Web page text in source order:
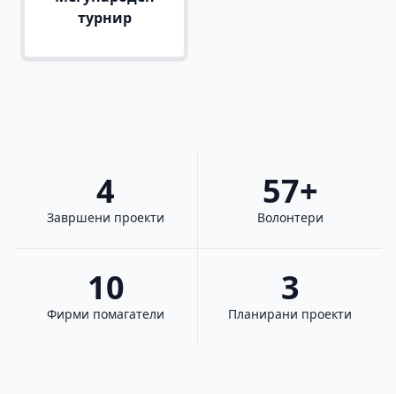
турнир
4
Завршени проекти
57+
Волонтери
10
Фирми помагатели
3
Планирани проекти